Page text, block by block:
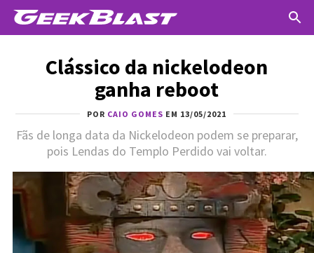
Clássico da nickelodeon
ganha reboot
POR CAIO GOMES EM 13/05/2021
Fãs de longa data da Nickelodeon podem se preparar,
pois Lendas do Templo Perdido vai voltar.